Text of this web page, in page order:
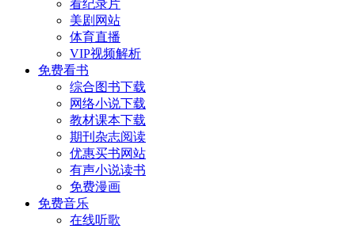
看纪录片
美剧网站
体育直播
VIP视频解析
免费看书
综合图书下载
网络小说下载
教材课本下载
期刊杂志阅读
优惠买书网站
有声小说读书
免费漫画
免费音乐
在线听歌